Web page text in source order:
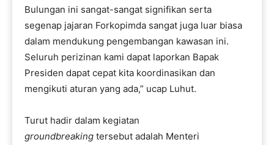
Bulungan ini sangat-sangat signifikan serta
segenap jajaran Forkopimda sangat juga luar biasa
dalam mendukung pengembangan kawasan ini.
Seluruh perizinan kami dapat laporkan Bapak
Presiden dapat cepat kita koordinasikan dan
mengikuti aturan yang ada,” ucap Luhut.
Turut hadir dalam kegiatan
groundbreaking tersebut adalah Menteri